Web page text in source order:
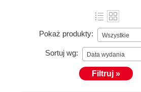
Pokaż produkty: Wszystkie
Sortuj wg: Data wydania
Filtruj »